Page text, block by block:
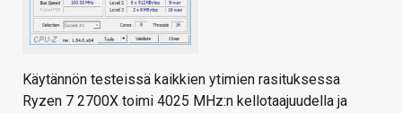
Käytännön testeissä kaikkien ytimien rasituksessa
Ryzen 7 2700X toimi 4025 MHz:n kellotaajuudella ja